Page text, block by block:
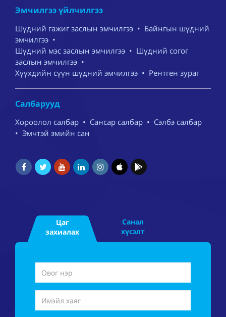
Эмчилгээ үйлчилгээ
Шүдний гажиг заслын эмчилгээ • Байнгын шүдний
эмчилгээ •
Шүдний мэс заслын эмчилгээ • Шүдний согог
заслын эмчилгээ •
Хүүхдийн сүүн шүдний эмчилгээ • Рентген зураг
Салбарууд
Хороолол салбар • Сансар салбар • Сэлбэ салбар
• Эмчтэй эмийн сан
Цаг
захиалах
Санал
хүсэлт